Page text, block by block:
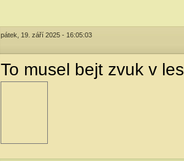
pátek, 19. září 2025 - 16:05:03
To musel bejt zvuk v